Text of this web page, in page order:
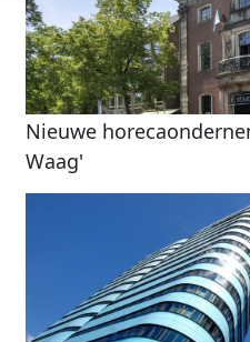
Nieuwe
Waag'